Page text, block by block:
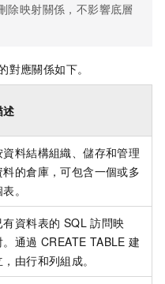
除映射關係，不影響底層
對應關係如下。
述
資料結構組織、儲存和管理
料的倉庫，可包含一個或多
。
有資料表的 SQL 訪問映
。通過 CREATE TABLE 建
，由行和列組成。